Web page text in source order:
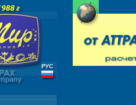
- АМЕРИКА -